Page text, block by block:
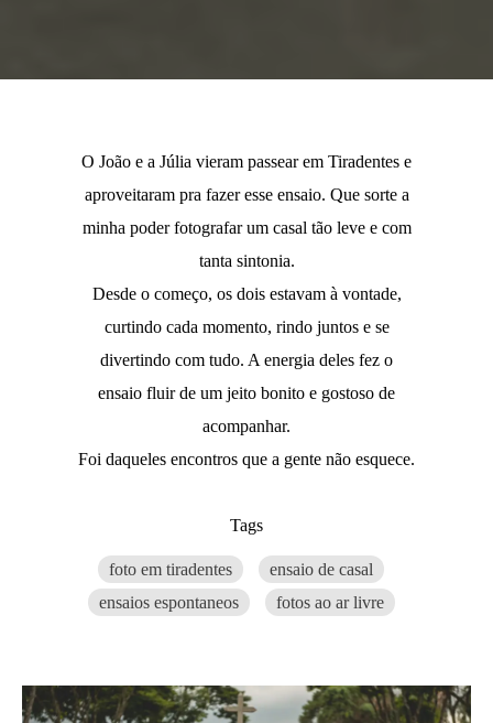
O João e a Júlia vieram passear em Tiradentes e
aproveitaram pra fazer esse ensaio. Que sorte a
minha poder fotografar um casal tão leve e com
tanta sintonia.
Desde o começo, os dois estavam à vontade,
curtindo cada momento, rindo juntos e se
divertindo com tudo. A energia deles fez o
ensaio fluir de um jeito bonito e gostoso de
acompanhar.
Foi daqueles encontros que a gente não esquece.
Tags
foto em tiradentes
ensaio de casal
ensaios espontaneos
fotos ao ar livre